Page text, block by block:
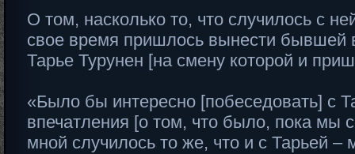
О том, насколько то, что случилось с
свое время пришлось вынести бывшей
Тарье Турунен [на смену которой и
«Было бы интересно [побеседовать] с
впечатления [о том, что было, пока мы
мной случилось то же, что и с Тарьей –